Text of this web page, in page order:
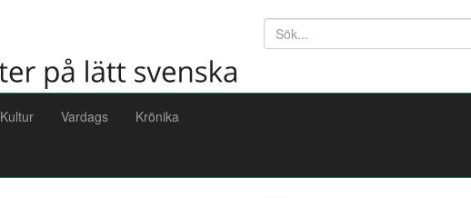
Söktext
Kultur Vardags Krönika